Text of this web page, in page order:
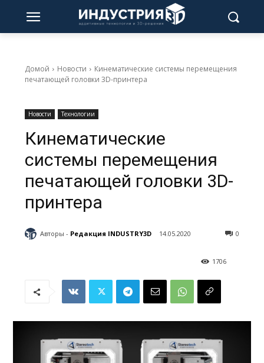
Домой Новости
Кинематические системы перемещения
печатающей головки 3D-принтера
Новости Технологии
Кинематические
системы перемещения
печатающей головки 3D-
принтера
Авторы - Редакция INDUSTRY3D 14.05.2020 0
1706